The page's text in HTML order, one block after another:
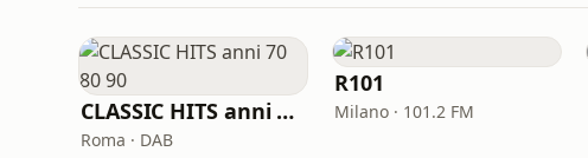
CLASSIC HITS anni 70 80 90
Roma · DAB
R101
Milano · 101.2 FM